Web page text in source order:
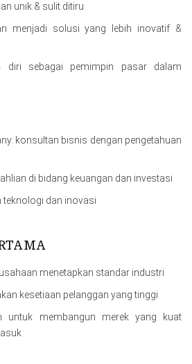
unik & sulit ditiru
menjadi solusi yang lebih inovatif &
diri sebagai pemimpin pasar dalam
konsultan bisnis dengan pengetahuan
di bidang keuangan dan investasi
teknologi dan inovasi
menetapkan standar industri
kesetiaan pelanggan yang tinggi
untuk membangun merek yang kuat